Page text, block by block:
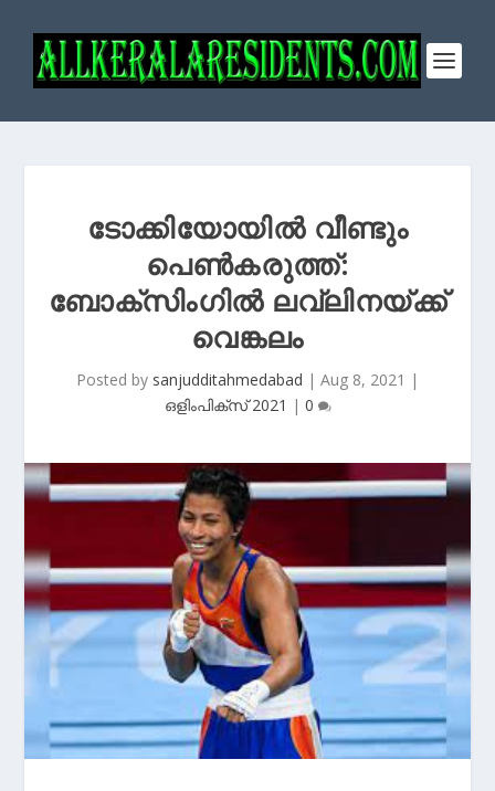
ടോക്കിയോയില്‍ വീണ്ടും
പെണ്‍കരുത്ത്:
ബോക്‌സിംഗില്‍ ലവ്‌ലിനയ്‌ക്ക്
വെങ്കലം
Posted by sanjudditahmedabad | Aug 8, 2021 |
ഒളിംപിക്‌സ് 2021 | 0